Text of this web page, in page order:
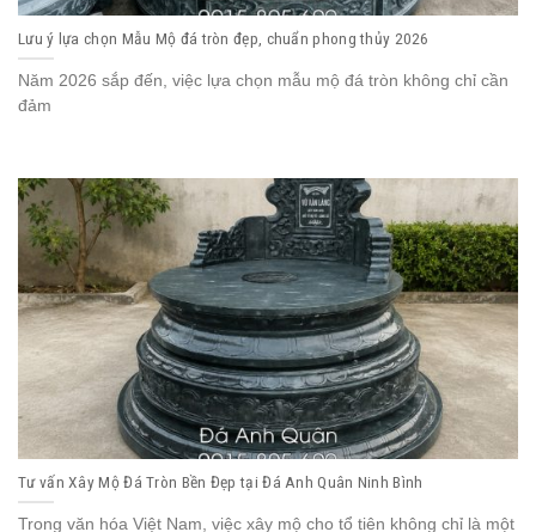
Lưu ý lựa chọn Mẫu Mộ đá tròn đẹp, chuẩn phong thủy 2026
Năm 2026 sắp đến, việc lựa chọn mẫu mộ đá tròn không chỉ cần
đảm
Tư vấn Xây Mộ Đá Tròn Bền Đẹp tại Đá Anh Quân Ninh Bình
Trong văn hóa Việt Nam, việc xây mộ cho tổ tiên không chỉ là một